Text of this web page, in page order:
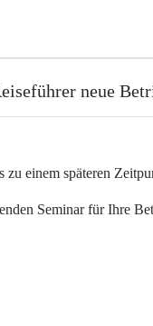
neue
zu einem späteren
Seminar für Ihre